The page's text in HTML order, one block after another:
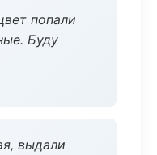
попали
Буду
выдали